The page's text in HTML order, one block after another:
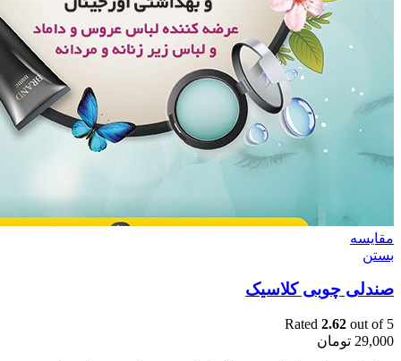
مقایسه
بستن
صندلی چوبی کلاسیک
Rated 2.62 out of 5
29,000 تومان